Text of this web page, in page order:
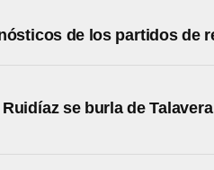
de los partidos de
se burla de